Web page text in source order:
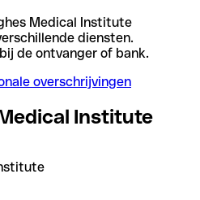
Medical Institute
diensten.
de ontvanger of bank.
overschrijvingen
Institute